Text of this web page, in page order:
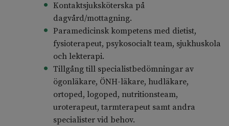
Kontaktsjuksköterska på
dagvård/mottagning.
Paramedicinsk kompetens med dietist,
fysioterapeut, psykosocialt team, sjukhuskola
och lekterapi.
Tillgång till specialistbedömningar av
ögonläkare, ÖNH-läkare, hudläkare,
ortoped, logoped, nutritionsteam,
uroterapeut, tarmterapeut samt andra
specialister vid behov.